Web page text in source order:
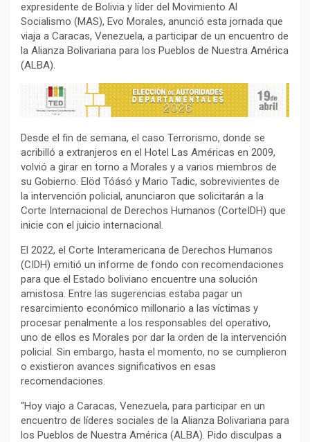
expresidente de Bolivia y líder del Movimiento Al
Socialismo (MAS), Evo Morales, anunció esta jornada que
viaja a Caracas, Venezuela, a participar de un encuentro de
la Alianza Bolivariana para los Pueblos de Nuestra América
(ALBA).
Desde el fin de semana, el caso Terrorismo, donde se
acribilló a extranjeros en el Hotel Las Américas en 2009,
volvió a girar en torno a Morales y a varios miembros de
su Gobierno. Elöd Tóásó y Mario Tadic, sobrevivientes de
la intervención policial, anunciaron que solicitarán a la
Corte Internacional de Derechos Humanos (CorteIDH) que
inicie con el juicio internacional.
El 2022, el Corte Interamericana de Derechos Humanos
(CIDH) emitió un informe de fondo con recomendaciones
para que el Estado boliviano encuentre una solución
amistosa. Entre las sugerencias estaba pagar un
resarcimiento económico millonario a las víctimas y
procesar penalmente a los responsables del operativo,
uno de ellos es Morales por dar la orden de la intervención
policial. Sin embargo, hasta el momento, no se cumplieron
o existieron avances significativos en esas
recomendaciones.
“Hoy viajo a Caracas, Venezuela, para participar en un
encuentro de líderes sociales de la Alianza Bolivariana para
los Pueblos de Nuestra América (ALBA). Pido disculpas a